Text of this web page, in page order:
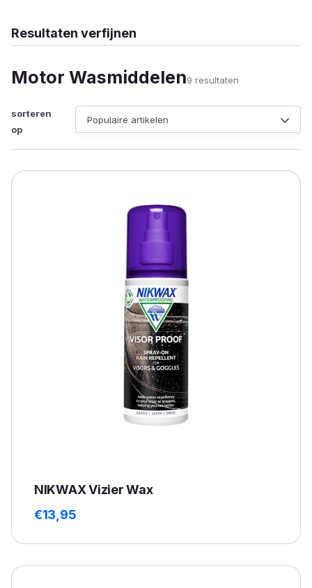
Motor Wasmiddelen9 resultaten
sorteren
op
NIKWAX Vizier Wax
€13,95
Resultaten verfijnen